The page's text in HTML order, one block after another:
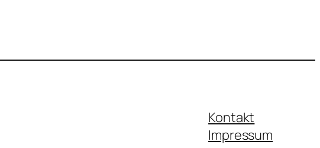
Kontakt
Impressum